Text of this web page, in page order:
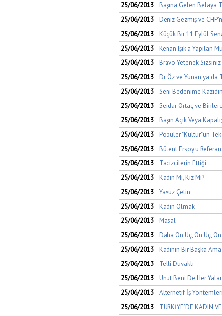
25/06/2013
Başına Gelen Belaya
25/06/2013
Deniz Gezmiş ve
25/06/2013
Küçük Bir 11 Eylül
25/06/2013
Kenan Işık'a Yapılan
25/06/2013
Bravo Yetenek
25/06/2013
Dr. Öz ve Yunan ya da
25/06/2013
Seni Bedenime
25/06/2013
Serdar Ortaç ve
25/06/2013
Başın Açık Veya
25/06/2013
Popüler "Kültür"ün Tek
25/06/2013
Bülent Ersoy'u
25/06/2013
Tacizcilerin Ettiği...
25/06/2013
Kadın Mı, Kız Mı?
25/06/2013
Yavuz Çetin
25/06/2013
Kadın Olmak
25/06/2013
Masal
25/06/2013
Daha On Üç, On Üç,
25/06/2013
Kadının Bir Başka
25/06/2013
Telli Duvaklı
25/06/2013
Unut Beni De Her
25/06/2013
Alternetif İş
25/06/2013
TÜRKİYE’DE KADIN